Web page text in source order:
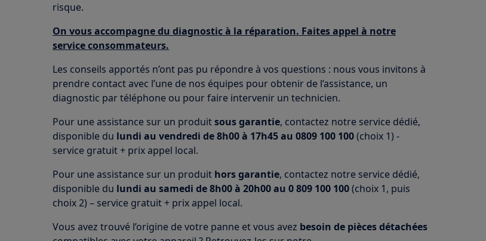
risque.
On vous accompagne du diagnostic à la réparation. Faites appel à notre
service consommateurs.
Les conseils apportés n’ont pas pu répondre à vos questions : nous vous invitons à
prendre contact avec l’une de nos équipes pour obtenir de l’assistance, un
diagnostic par téléphone ou pour faire intervenir un technicien.
Pour une assistance sur un produitsous garantie, contactez notre service dédié,
disponible du lundi au vendredi de 8h00 à 17h45 au 0809 100 100(choix 1) -
service gratuit + prix appel local.
Pour une assistance sur un produit hors garantie, contactez notre service dédié,
disponible du lundi au samedi de 8h00 à 20h00 au 0 809 100 100(choix 1, puis
choix 2) – service gratuit + prix appel local.
Vous avez trouvé l’origine de votre panne et vous avez besoin de pièces détachées